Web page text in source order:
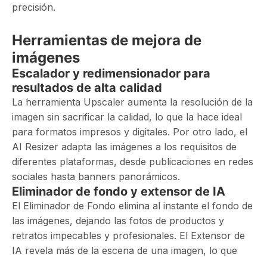
precisión.
Herramientas de mejora de
imágenes
Escalador y redimensionador para
resultados de alta calidad
La herramienta Upscaler aumenta la resolución de la
imagen sin sacrificar la calidad, lo que la hace ideal
para formatos impresos y digitales. Por otro lado, el
AI Resizer adapta las imágenes a los requisitos de
diferentes plataformas, desde publicaciones en redes
sociales hasta banners panorámicos.
Eliminador de fondo y extensor de IA
El Eliminador de Fondo elimina al instante el fondo de
las imágenes, dejando las fotos de productos y
retratos impecables y profesionales. El Extensor de
IA revela más de la escena de una imagen, lo que